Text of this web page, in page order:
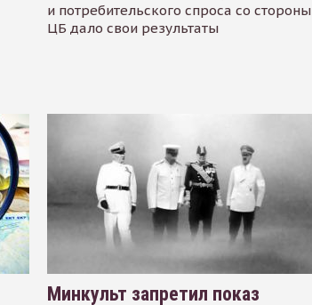
и потребительского спроса со стороны
ЦБ дало свои результаты
Минкульт запретил показ